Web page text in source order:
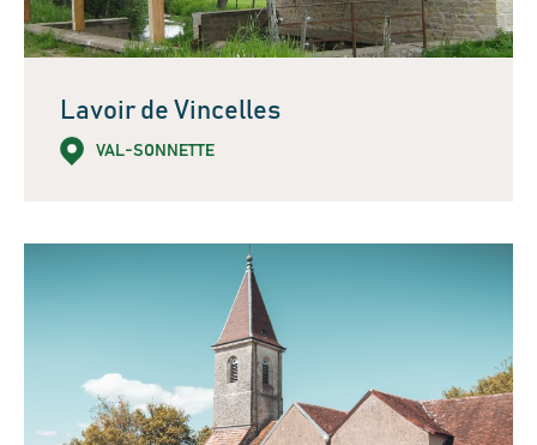
Lavoir de Vincelles
VAL-SONNETTE